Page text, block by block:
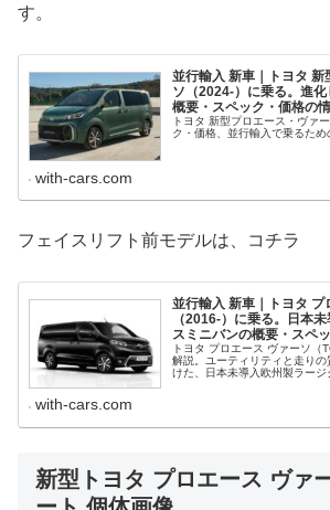
す。
並行輸入 新車｜トヨタ
ソ（2024-）に乗る。進
概要・スペック・価格の情
トヨタ 新型プロエース・ヴァ
ク・価格、並行輸入で乗るため
with-cars.com
フェイスリフト前モデルは、コチラ
並行輸入 新車｜トヨタ プ
（2016-）に乗る。日本
スミニバンの概要・スペ
トヨタ プロエース ヴァーソ（
解説。ユーティリティと走り
けた、日本未導入欧州製ラージ
with-cars.com
新型トヨタ プロエース ヴァ